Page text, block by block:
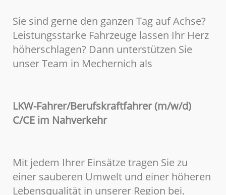
Sie sind gerne den ganzen Tag auf Achse?
Leistungsstarke Fahrzeuge lassen Ihr Herz
höherschlagen? Dann unterstützen Sie
unser Team in Mechernich als
LKW-Fahrer/Berufskraftfahrer (m/w/d)
C/CE im Nahverkehr
Mit jedem Ihrer Einsätze tragen Sie zu
einer sauberen Umwelt und einer höheren
Lebensqualität in unserer Region bei.